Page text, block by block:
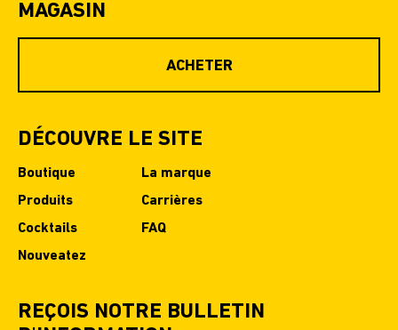
MAGASIN
ACHETER
DÉCOUVRE LE SITE
Boutique
Produits
Cocktails
Nouveatez
La marque
Carrières
FAQ
REÇOIS NOTRE BULLETIN